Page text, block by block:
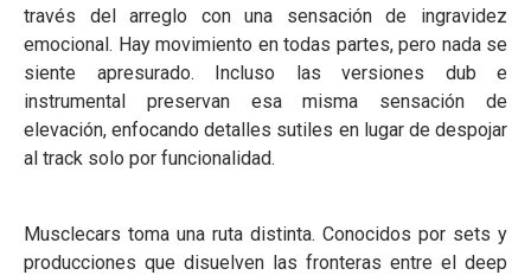
través del arreglo con una sensación de ingravidez
emocional. Hay movimiento en todas partes, pero nada se
siente apresurado. Incluso las versiones dub e
instrumental preservan esa misma sensación de
elevación, enfocando detalles sutiles en lugar de despojar
al track solo por funcionalidad.
Musclecars toma una ruta distinta. Conocidos por sets y
producciones que disuelven las fronteras entre el deep